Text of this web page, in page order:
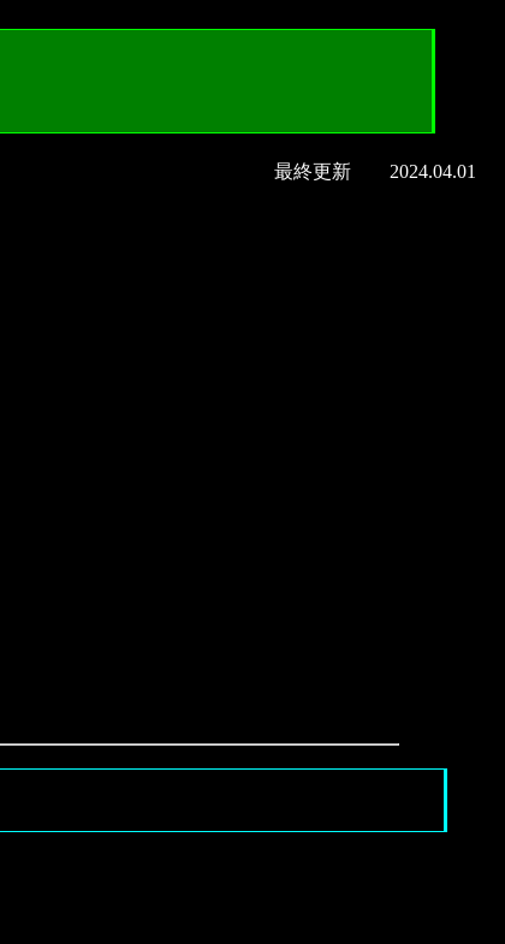
最終更新 2024.04.01